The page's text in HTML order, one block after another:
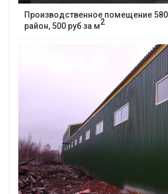
Производственное помещение
район, 500 руб за м2